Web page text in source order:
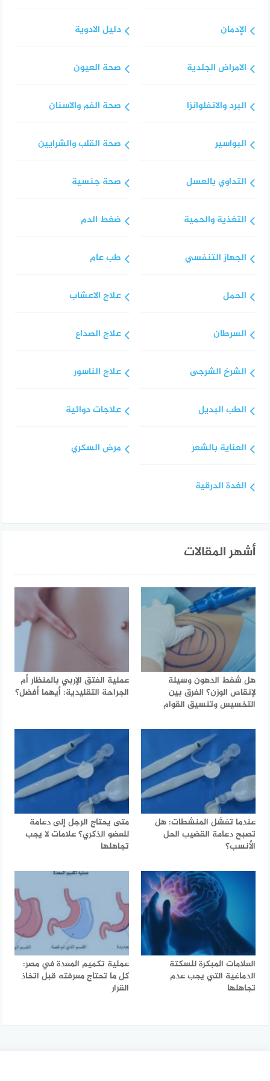
الإدمان
الامراض الجلدية
البرد والانفلوانزا
البواسير
التداوي بالعسل
التغذية والحمية
الجهاز التنفسي
الحمل
السرطان
الشرخ الشرجى
الطب البديل
العناية بالشعر
الغدة الدرقية
دليل الادوية
صحة العيون
صحة الفم والاسنان
صحة القلب والشرايين
صحة جنسية
ضغط الدم
طب عام
علاج الاعشاب
علاج الصداع
علاج الناسور
علاجات دوائية
مرض السكري
أشهر المقالات
هل شفط الدهون وسيلة
لإنقاص الوزن؟ الفرق بين
التخسيس وتنسيق القوام
عملية الفتق الإربي بالمنظار أم
الجراحة التقليدية: أيهما أفضل؟
عندما تفشل المنشطات: هل
تصبح دعامة القضيب الحل
الأنسب؟
متى يحتاج الرجل إلى دعامة
للعضو الذكري؟ علامات لا يجب
تجاهلها
العلامات المبكرة للسكتة
الدماغية التي يجب عدم
تجاهلها
عملية تكميم المعدة في مصر:
كل ما تحتاج معرفته قبل اتخاذ
القرار